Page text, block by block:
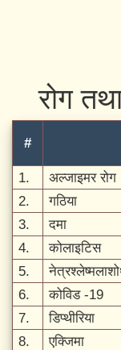
रोग
#
1.
अल्जाइमर रोग
2.
गठिया
3.
दमा
4.
कोलाइटिस
5.
6.
कोविड -19
7.
डिप्थीरिया
8.
एक्जिमा